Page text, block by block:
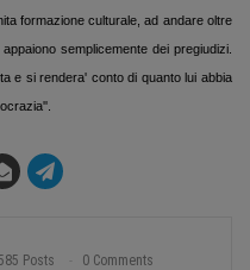
formazione culturale, ad andare oltre
semplicemente dei pregiudizi.
e si rendera' conto di quanto lui abbia
Posts 0 Comments